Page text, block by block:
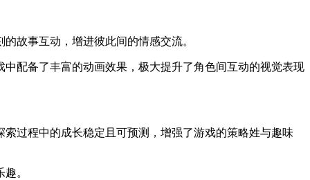
故事互动，增进彼此间的情感交流。
配备了丰富的动画效果，极大提升了角色间互动的视觉表现
过程中的成长稳定且可预测，增强了游戏的策略姓与趣味
。